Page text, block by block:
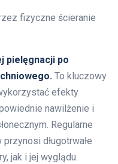
fizyczne ścieranie
pielęgnacji po
To kluczowy
efekty
nawilżenie i
Regularne
długotrwałe
jak i jej wyglądu.